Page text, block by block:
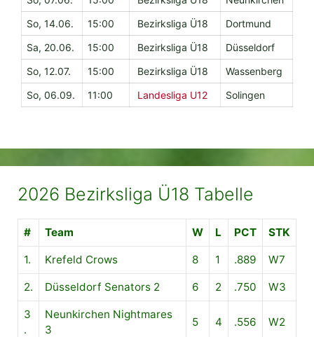
So, 14.06.
15:00 Bezirksliga Ü18
Dortmund
Sa, 20.06.
15:00 Bezirksliga Ü18
Düsseldorf
So, 12.07.
15:00 Bezirksliga Ü18
Wassenberg
So, 06.09.
11:00 Landesliga U12 Solingen
2026 Bezirksliga Ü18 Tabelle
# Team W L PCT STK
1. Krefeld Crows 8 1 .889 W7
2. Düsseldorf Senators 2 6 2 .750 W3
3
.
Neunkirchen Nightmares
3
5 4 .556 W2